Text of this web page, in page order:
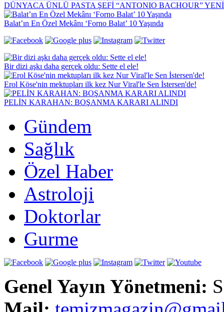
DÜNYACA ÜNLÜ PASTA ŞEFİ “ANTONIO BACHOUR”
Balat’ın En Özel Mekânı ‘Forno Balat’ 10 Yaşında
Bir dizi aşkı daha gerçek oldu: Sette el ele!
Erol Köse'nin mektupları ilk kez Nur Viral'le Sen İstersen'de!
PELİN KARAHAN: BOŞANMA KARARI ALINDI
Gündem
Sağlık
Özel Haber
Astroloji
Doktorlar
Gurme
Genel Yayın Yönetmeni: